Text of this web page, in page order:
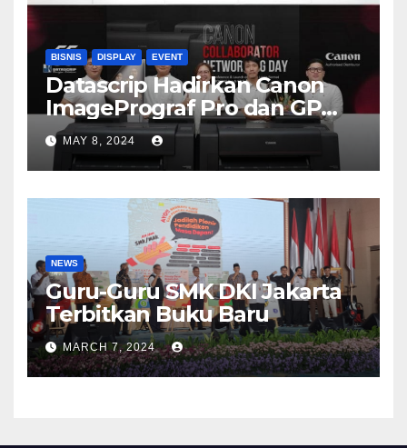
BISNIS DISPLAY EVENT
Datascrip Hadirkan Canon
ImagePrograf Pro dan GP
Series
MAY 8, 2024
NEWS
Guru-Guru SMK DKI Jakarta
Terbitkan Buku Baru
MARCH 7, 2024